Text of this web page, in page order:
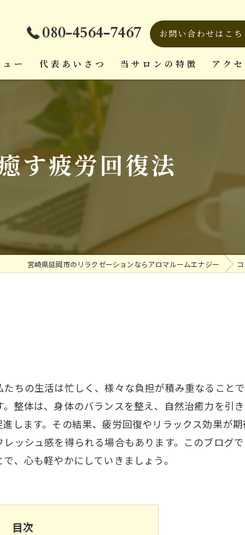
080-4564-7467 お問い合わせはこち
ー 代表あいさつ 当サロンの特徴
疲労回復
アクセ
す疲労回復法
宮崎県延岡市のリラクゼーションならアロマルームエナジー
ちの生活は忙しく、様々な負担が積み重なること
整体は、身体のバランスを整え、自然治癒力を引
します。その結果、疲労回復やリラックス効果が
ッシュ感を得られる場合もあります。このブログ
、心も軽やかにしていきましょう。
目次